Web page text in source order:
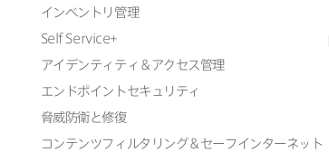
インベントリ管理
Self Service+
アイデンティティ＆アクセス管理
エンドポイントセキュリティ
脅威防衛と​修復
コンテンツフィルタリング＆セーフインターネット